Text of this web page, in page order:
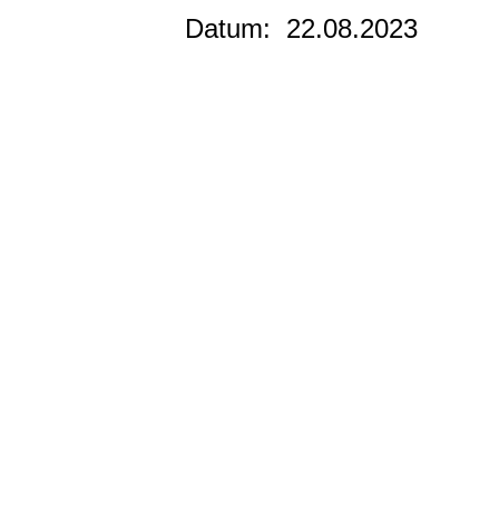
Datum: 22.08.2023